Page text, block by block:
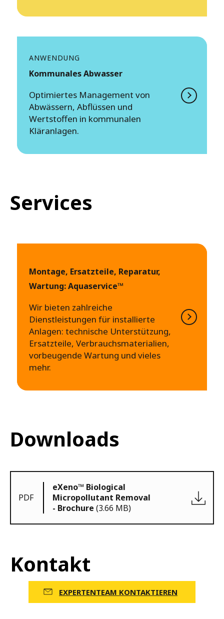
ANWENDUNG
Kommunales Abwasser
Optimiertes Management von
Abwässern, Abflüssen und
Wertstoffen in kommunalen
Kläranlagen.
Services
Montage, Ersatzteile, Reparatur,
Wartung: Aquaservice™
Wir bieten zahlreiche
Dienstleistungen für installierte
Anlagen: technische Unterstützung,
Ersatzteile, Verbrauchsmaterialien,
vorbeugende Wartung und vieles
mehr.
Downloads
PDF
eXeno™ Biological
Micropollutant Removal
- Brochure (3.66 MB)
Kontakt
EXPERTENTEAM KONTAKTIEREN